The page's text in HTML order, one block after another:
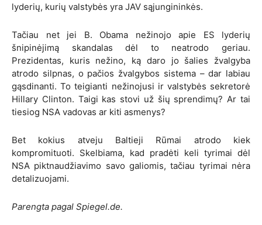
lyderių, kurių valstybės yra JAV sąjungininkės.
Tačiau net jei B. Obama nežinojo apie ES lyderių
šnipinėjimą skandalas dėl to neatrodo geriau.
Prezidentas, kuris nežino, ką daro jo šalies žvalgyba
atrodo silpnas, o pačios žvalgybos sistema – dar labiau
gąsdinanti. To teigianti nežinojusi ir valstybės sekretorė
Hillary Clinton. Taigi kas stovi už šių sprendimų? Ar tai
tiesiog NSA vadovas ar kiti asmenys?
Bet kokius atveju Baltieji Rūmai atrodo kiek
kompromituoti. Skelbiama, kad pradėti keli tyrimai dėl
NSA piktnaudžiavimo savo galiomis, tačiau tyrimai nėra
detalizuojami.
Parengta pagal Spiegel.de.